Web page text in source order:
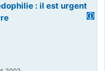
: il est urgent